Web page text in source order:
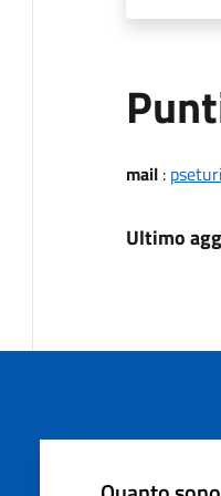
mail:
Ultimo